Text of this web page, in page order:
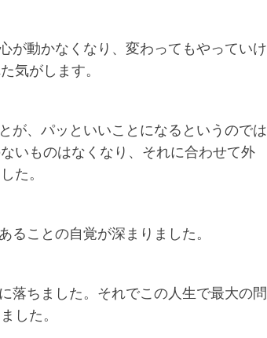
動かなくなり、変わってもやっていけ
気がします。
、パッといいことになるというのでは
いものはなくなり、それに合わせて外
た。
ことの自覚が深まりました。
ちました。それでこの人生で最大の問
した。